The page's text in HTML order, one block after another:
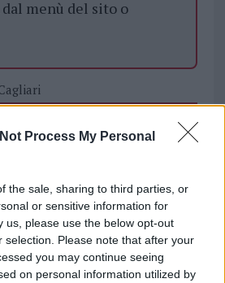
Process My Personal
the sale, sharing to third parties, or
or sensitive information for
us, please use the below opt-out
selection. Please note that after your
you may continue seeing
on personal information utilized by
menù del sito o
le tue segnalazioni,
video e le tue foto
7512
in tempo reale?